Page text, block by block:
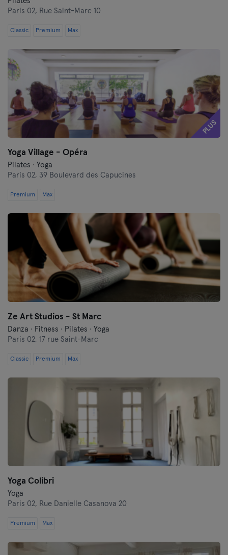
Paris 02, Rue Saint-Marc 10
Classic Premium Max
PLUS
Yoga Village - Opéra
Pilates · Yoga
Paris 02, 39 Boulevard des Capucines
Premium Max
Ze Art Studios - St Marc
Danza · Fitness · Pilates · Yoga
Paris 02, 17 rue Saint-Marc
Classic Premium Max
Yoga Colibri
Yoga
Paris 02, Rue Danielle Casanova 20
Premium Max